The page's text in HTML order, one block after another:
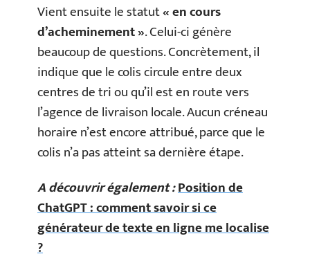
Vient ensuite le statut« en cours
d’acheminement ». Celui-ci génère
beaucoup de questions. Concrètement, il
indique que le colis circule entre deux
centres de tri ou qu’il est en route vers
l’agence de livraison locale. Aucun créneau
horaire n’est encore attribué, parce que le
colis n’a pas atteint sa dernière étape.
A découvrir également :Position de
ChatGPT : comment savoir si ce
générateur de texte en ligne me localise
?